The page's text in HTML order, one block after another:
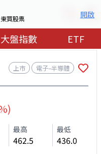
買股票 開啟
大盤指數 ETF
上市 電子–半導體
最高
462.5
最低
436.0